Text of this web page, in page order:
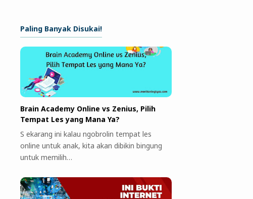
Paling Banyak Disukai!
Brain Academy Online vs Zenius, Pilih
Tempat Les yang Mana Ya?
S ekarang ini kalau ngobrolin tempat les
online untuk anak, kita akan dibikin bingung
untuk memilih…